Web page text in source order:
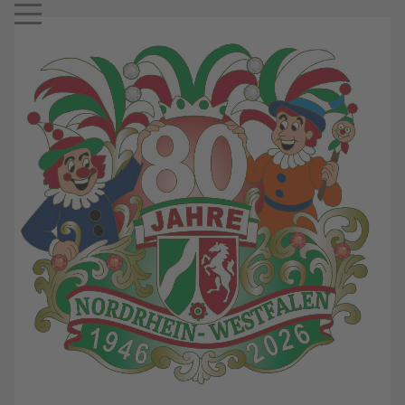
Mobile Menu Toggle